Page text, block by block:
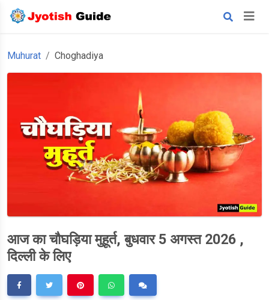
Muhurat Choghadiya
आज का चौघड़िया मुहूर्त, बुधवार 5 अगस्त 2026 ,
दिल्ली के लिए